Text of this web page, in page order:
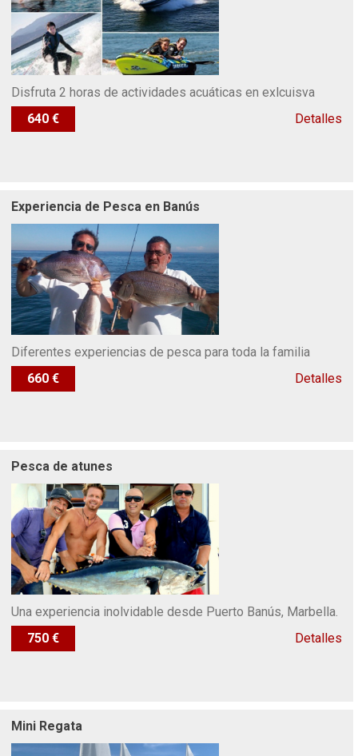
Disfruta 2 horas de actividades acuáticas en exlcuisva
640 €
Detalles
Experiencia de Pesca en Banús
Diferentes experiencias de pesca para toda la familia
660 €
Detalles
Pesca de atunes
Una experiencia inolvidable desde Puerto Banús, Marbella.
750 €
Detalles
Mini Regata